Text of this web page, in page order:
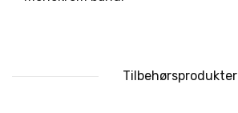
Tilbehørsprodukter